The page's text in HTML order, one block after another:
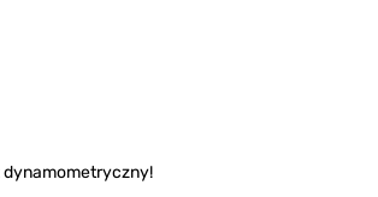
dynamometryczny!